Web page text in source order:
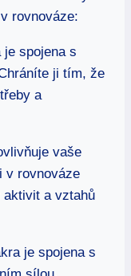
rovnováze:
je spojena s
ji tím, že
a
vaše
v rovnováze
a vztahů
je spojena s